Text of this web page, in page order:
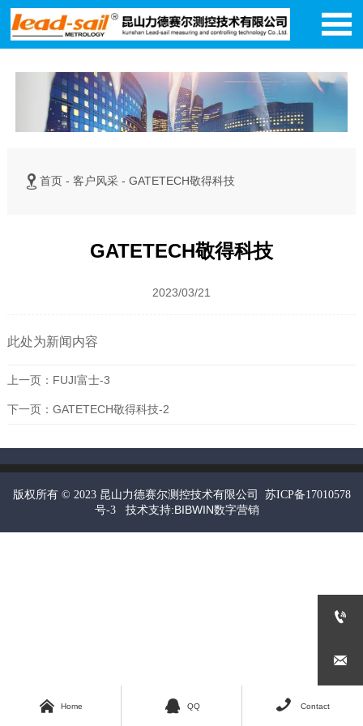

 首页- 客户风采- GATETECH敬得科技
GATETECH敬得科技
2023/03/21
此处为新闻内容
上一页： FUJI富士-3
下一页： GATETECH敬得科技-2
版权所有 © 2023 昆山力德赛尔测控技术有限公司
苏ICP备17010578
号-3
技术支持:BIBWIN数字营销
 Home  QQ  Contact



